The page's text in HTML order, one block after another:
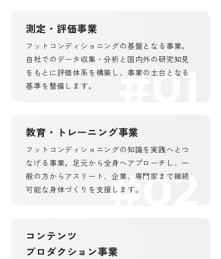
#01
測定・評価事業
フットコンディショニングの基盤となる事業。
自社でのデータ収集・分析と国内外の研究知見
をもとに評価体系を構築し、事業の土台となる
基準を整備します。
#02
教育・トレーニング事業
フットコンディショニングの知識を実践へとつ
なげる事業。足元から全身へアプローチし、一
般の方からアスリート、企業、専門家まで継続
可能な身体づくりを支援します。
コンテンツ
プロダクション事業